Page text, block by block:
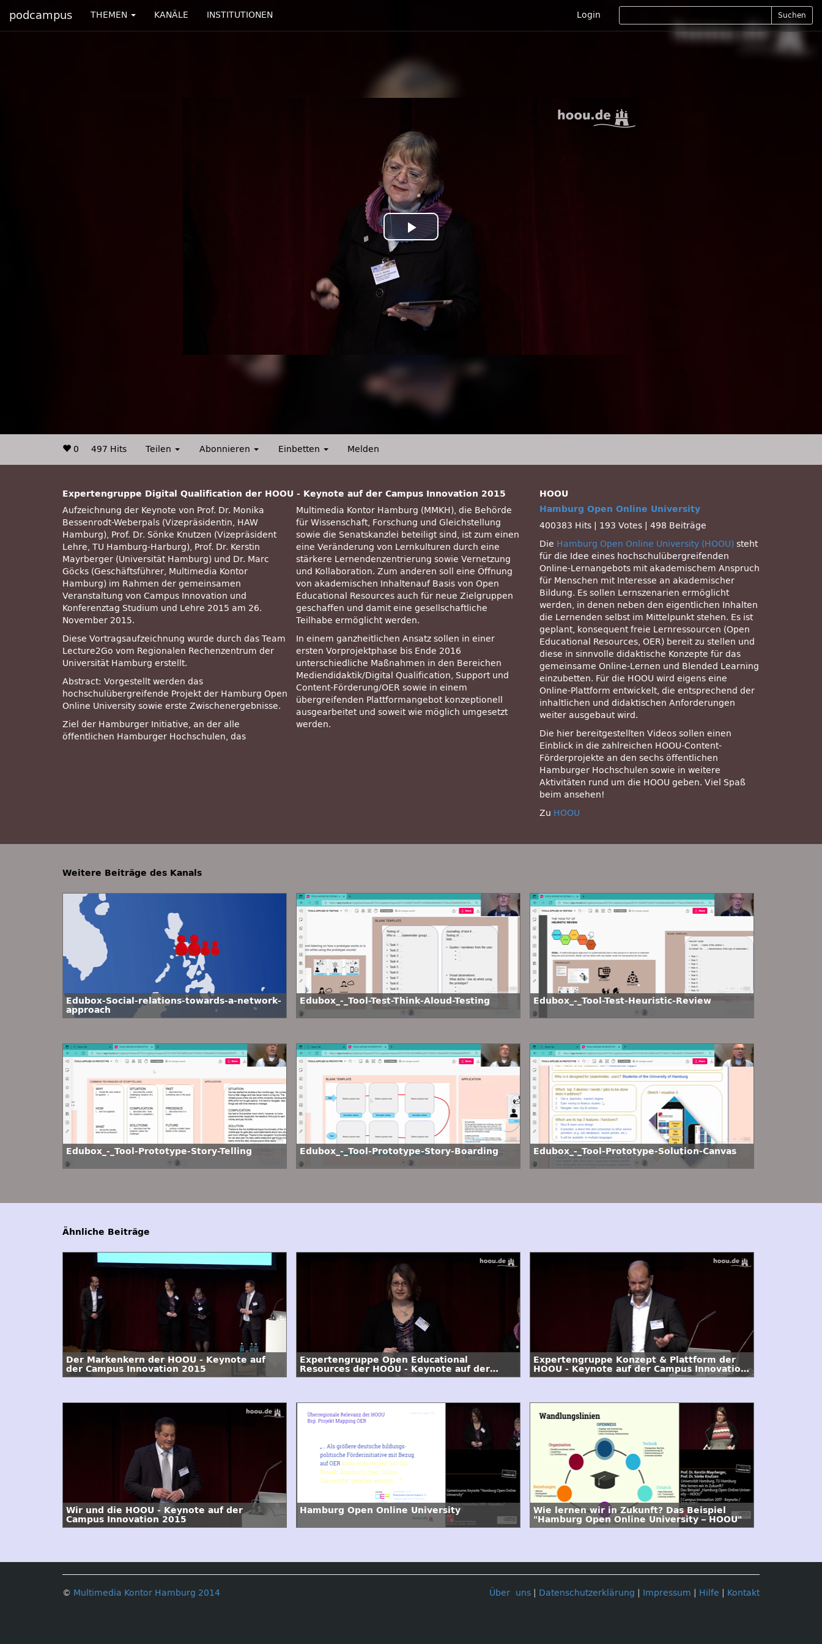
podcampus THEMEN KANÄLE INSTITUTIONEN Login Suchen
Play
0 497 Hits Teilen Abonnieren Einbetten Melden
Expertengruppe Digital Qualification der HOOU - Keynote auf der Campus Innovation 2015
Aufzeichnung der Keynote von Prof. Dr. Monika
Bessenrodt-Weberpals (Vizepräsidentin, HAW
Hamburg), Prof. Dr. Sönke Knutzen (Vizepräsident
Lehre, TU Hamburg-Harburg), Prof. Dr. Kerstin
Mayrberger (Universität Hamburg) und Dr. Marc
Göcks (Geschäftsführer, Multimedia Kontor
Hamburg) im Rahmen der gemeinsamen
Veranstaltung von Campus Innovation und
Konferenztag Studium und Lehre 2015 am 26.
November 2015.
Diese Vortragsaufzeichnung wurde durch das Team
Lecture2Go vom Regionalen Rechenzentrum der
Universität Hamburg erstellt.
Abstract: Vorgestellt werden das
hochschulübergreifende Projekt der Hamburg Open
Online University sowie erste Zwischenergebnisse.
Ziel der Hamburger Initiative, an der alle
öffentlichen Hamburger Hochschulen, das
Multimedia Kontor Hamburg (MMKH), die Behörde
für Wissenschaft, Forschung und Gleichstellung
sowie die Senatskanzlei beteiligt sind, ist zum einen
eine Veränderung von Lernkulturen durch eine
stärkere Lernendenzentrierung sowie Vernetzung
und Kollaboration. Zum anderen soll eine Öffnung
von akademischen Inhaltenauf Basis von Open
Educational Resources auch für neue Zielgruppen
geschaffen und damit eine gesellschaftliche
Teilhabe ermöglicht werden.
In einem ganzheitlichen Ansatz sollen in einer
ersten Vorprojektphase bis Ende 2016
unterschiedliche Maßnahmen in den Bereichen
Mediendidaktik/Digital Qualification, Support und
Content-Förderung/OER sowie in einem
übergreifenden Plattformangebot konzeptionell
ausgearbeitet und soweit wie möglich umgesetzt
werden.
HOOU
Hamburg Open Online University
400383 Hits
193 Votes
498 Beiträge
Die Hamburg Open Online University (HOOU) steht
für die Idee eines hochschulübergreifenden
Online-Lernangebots mit akademischem Anspruch
für Menschen mit Interesse an akademischer
Bildung. Es sollen Lernszenarien ermöglicht
werden, in denen neben den eigentlichen Inhalten
die Lernenden selbst im Mittelpunkt stehen. Es ist
geplant, konsequent freie Lernressourcen (Open
Educational Resources, OER) bereit zu stellen und
diese in sinnvolle didaktische Konzepte für das
gemeinsame Online-Lernen und Blended Learning
einzubetten. Für die HOOU wird eigens eine
Online-Plattform entwickelt, die entsprechend der
inhaltlichen und didaktischen Anforderungen
weiter ausgebaut wird.
Die hier bereitgestellten Videos sollen einen
Einblick in die zahlreichen HOOU-Content-
Förderprojekte an den sechs öffentlichen
Hamburger Hochschulen sowie in weitere
Aktivitäten rund um die HOOU geben. Viel Spaß
beim ansehen!
Zu HOOU
Weitere Beiträge des Kanals
Edubox-Social-relations-towards-a-network-
approach
Edubox_-_Tool-Test-Think-Aloud-Testing Edubox_-_Tool-Test-Heuristic-Review
Edubox_-_Tool-Prototype-Story-Telling Edubox_-_Tool-Prototype-Story-Boarding Edubox_-_Tool-Prototype-Solution-Canvas
Ähnliche Beiträge
Der Markenkern der HOOU - Keynote auf
der Campus Innovation 2015
Expertengruppe Open Educational
Resources der HOOU - Keynote auf der
Campus Innovation 2015
Expertengruppe Konzept & Plattform der
HOOU - Keynote auf der Campus Innovation
2015
Wir und die HOOU - Keynote auf der
Campus Innovation 2015
Hamburg Open Online University
Wie lernen wir in Zukunft? Das Beispiel
"Hamburg Open Online University – HOOU"
Über uns Datenschutzerklärung Impressum Hilfe Kontakt
© Multimedia Kontor Hamburg 2014